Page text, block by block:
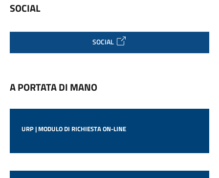
SOCIAL
SOCIAL
A PORTATA DI MANO
URP | MODULO DI RICHIESTA ON-LINE